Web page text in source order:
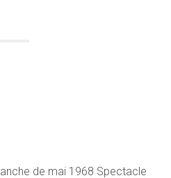
de mai 1968 Spectacle